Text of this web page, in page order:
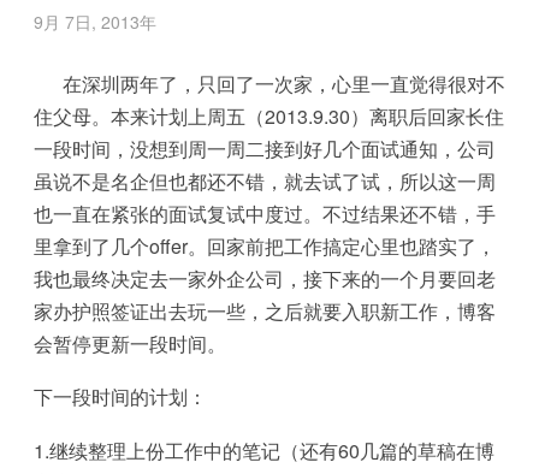
9月 7日, 2013年
在深圳两年了，只回了一次家，心里一直觉得很对不
住父母。 本来计划上周五（2013.9.30）离职后回家长住
一段时间，没想到周一周二接到好几个面试通知，公司
虽说不是名企但也都还不错，就去试了试，所以这一周
也一直在紧张的面试复试中度过。不过结果还不错，手
里拿到了几个offer。回家前把工作搞定心里也踏实了，
我也最终决定去一家外企公司，接下来的一个月要回老
家办护照签证出去玩一些，之后就要入职新工作，博客
会暂停更新一段时间。
下一段时间的计划：
1.继续整理上份工作中的笔记（还有60几篇的草稿在博